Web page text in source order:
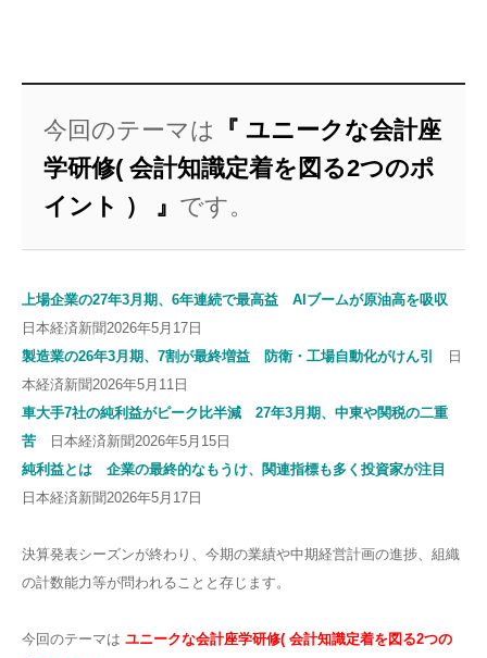
今回のテーマは
『 ユニークな会計座
学研修( 会計知識定着を図る2つのポ
イント ） 』 です。
上場企業の27年3月期、6年連続で最高益 AIブームが原油高を吸収
日本経済新聞2026年5月17日
製造業の26年3月期、7割が最終増益 防衛・工場自動化がけん引
日
本経済新聞2026年5月11日
車大手7社の純利益がピーク比半減 27年3月期、中東や関税の二重
苦 日本経済新聞2026年5月15日
純利益とは 企業の最終的なもうけ、関連指標も多く投資家が注目
日本経済新聞2026年5月17日
決算発表シーズンが終わり、今期の業績や中期経営計画の進捗、組織
の計数能力等が問われることと存じます。
今回のテーマは ユニークな会計座学研修( 会計知識定着を図る2つの